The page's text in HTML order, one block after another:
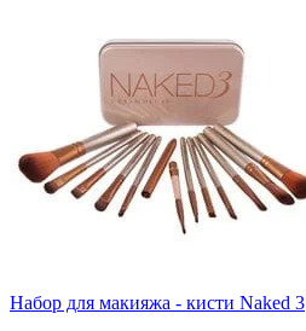
Набор для макияжа - кисти Naked 3